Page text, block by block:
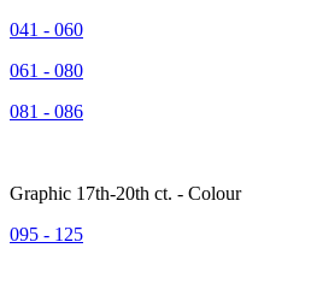
041 - 060
061 - 080
081 - 086
Graphic 17th-20th ct. - Colour
095 - 125